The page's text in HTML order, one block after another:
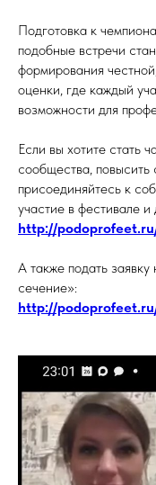
Подготовка к
подобные встречи
формирования
оценки, где каждый
возможности для
Если вы хотите стать
сообщества, повысить
присоединяйтесь к
участие в фестивале
http://
А также подать
сечение»:
http://